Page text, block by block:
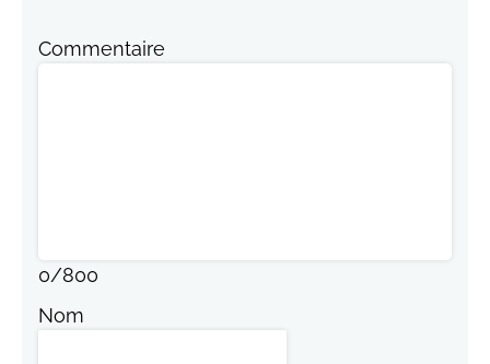
Commentaire
0/800
Nom